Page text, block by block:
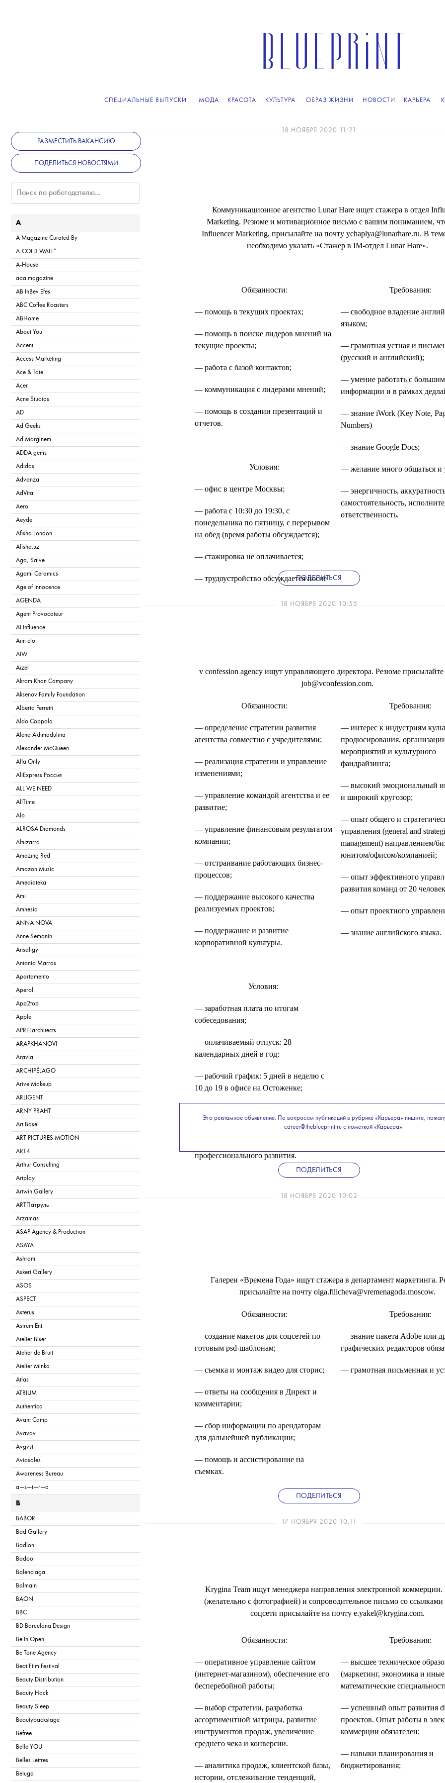
СПЕЦИАЛЬНЫЕ ВЫПУСКИ МОДА КРАСОТА КУЛЬТУРА ОБРАЗ ЖИЗНИ НОВОСТИ КАРЬЕРА
РАЗМЕСТИТЬ ВАКАНСИЮ
ПОДЕЛИТЬСЯ НОВОСТЯМИ
A
A Magazine Curated By
A-COLD-WALL*
A-House
aaa.magazine
AB InBev Efes
ABC Coffee Roasters
ABHome
About You
Accent
Access Marketing
Ace & Tate
Acer
Acne Studios
AD
Ad Geeks
Ad Marginem
ADDA gems
Adidas
Advanza
AdVita
Aero
Aeyde
Afisha London
Afisha.uz
Aga, Salve
Agami Ceramics
Age of Innocence
AGENDA
Agent Provocateur
AI Influence
Aim clo
AIW
Aizel
Akram Khan Company
Aksenov Family Foundation
Alberta Ferretti
Aldo Coppola
Alena Akhmadulina
Alexander McQueen
Alfa Only
AliExpress Россия
ALL WE NEED
AllTime
Alo
ALROSA Diamonds
Altuzarra
Amazing Red
Amazon Music
Amediateka
Ami
Amnesia
ANNA NOVA
Anne Semonin
Ansaligy
Antonio Marras
Apartamento
Aperol
App2top
Apple
APRELarchitects
ARAPKHANOVI
Aravia
ARCHIPÉLAGO
Arive Makeup
ARLIGENT
ARNY PRAHT
Art Basel
ART PICTURES MOTION
ART4
Arthur Consulting
Artplay
Artwin Gallery
ARTПатруль
Arzamas
ASAP Agency & Production
ASAYA
Ashram
Askeri Gallery
ASOS
ASPECT
Asterus
Astrum Ent.
Atelier Biser
Atelier de Bruit
Atelier Minka
Atlas
ATRIUM
Authentica
Avant Camp
Avavav
Avgvst
Aviasales
Awareness Bureau
a—s—t—r—a
B
BABOR
Bad Gallery
Badlon
Badoo
Balenciaga
Balmain
BAON
BBC
BD Barcelona Design
Be In Open
Be Tone Agency
Beat Film Festival
Beauty Distribution
Beauty Hack
Beauty Sleep
Beautybackstage
Befree
Belle YOU
Belles Lettres
Beluga
18 НОЯБРЯ 2020 11:21
Коммуникационное агентство Lunar Hare ищет стажера в отдел
Marketing. Резюме и мотивационное письмо c вашим пониманием,
Influencer Marketing, присылайте на почту ychaplya@lunarhare.ru. В
необходимо указать «Стажер в IM-отдел Lunar Hare».
Обязанности:
— помощь в текущих проектах;
— помощь в поиске лидеров мнений на
текущие проекты;
— работа с базой контактов;
— коммуникация с лидерами мнений;
— помощь в создании презентаций и
отчетов.
Условия:
— офис в центре Москвы;
— работа с 10:30 до 19:30, с
понедельника по пятницу, с перерывом
на обед (время работы обсуждается);
— стажировка не оплачивается;
— трудоустройство обсуждается после
Требования:
— свободное владение
языком;
— грамотная устная и
(русский и английский);
— умение работать с
информации и в рамках
— знание iWork (Key Note,
Numbers)
— знание Google Docs;
— желание много общаться и
— энергичность,
самостоятельность,
ответственность.
ПОДЕЛИТЬСЯ
18 НОЯБРЯ 2020 10:55
v confession agency ищут управляющего директора. Резюме присылайте
job@vconfession.com.
Обязанности:
— определение стратегии развития
агентства совместно с учредителями;
— реализация стратегии и управление
изменениями;
— управление командой агентства и ее
развитие;
— управление финансовым результатом
компании;
— отстраивание работающих бизнес-
процессов;
— поддержание высокого качества
реализуемых проектов;
— поддержание и развитие
корпоративной культуры.
Условия:
— заработная плата по итогам
собеседования;
— оплачиваемый отпуск: 28
календарных дней в год;
— рабочий график: 5 дней в неделю с
10 до 19 в офисе на Остоженке;
связи;
профессионального развития.
Требования:
— интерес к индустриям
продюсирования,
мероприятий и культурного
фандрайзинга;
— высокий эмоциональный
и широкий кругозор;
— опыт общего и
управления (general and
management) направлением/
юнитом/офисом/компанией;
— опыт эффективного
развития команд от 20
— опыт проектного
— знание английского языка.
Это рекламное объявление. По вопросам публикаций в рубрике «Карьера» пишите,
career@theblueprint.ru с пометкой «Карьера».
ПОДЕЛИТЬСЯ
18 НОЯБРЯ 2020 10:02
Галереи «Времена Года» ищут стажера в департамент маркетинга.
присылайте на почту olga.filicheva@vremenagoda.moscow.
Обязанности:
— создание макетов для соцсетей по
готовым psd-шаблонам;
— съемка и монтаж видео для сторис;
— ответы на сообщения в Директ и
комментарии;
— сбор информации по арендаторам
для дальнейшей публикации;
— помощь и ассистирование на
съемках.
Требования:
— знание пакета Adobe или
графических редакторов
— грамотная письменная и
ПОДЕЛИТЬСЯ
17 НОЯБРЯ 2020 10:11
Krygina Team ищут менеджера направления электронной коммерции.
(желательно с фотографией) и сопроводительное письмо со ссылками
соцсети присылайте на почту е.yakel@krygina.com.
Обязанности:
— оперативное управление сайтом
(интернет-магазином), обеспечение его
бесперебойной работы;
— выбор стратегии, разработка
ассортиментной матрицы, развитие
инструментов продаж, увеличение
среднего чека и конверсии.
— аналитика продаж, клиентской базы,
истории, отслеживание тенденций,
Требования:
— высшее техническое
(маркетинг, экономика и иные
математические
— успешный опыт развития
проектов. Опыт работы в
коммерции обязателен;
— навыки планирования и
бюджетирования;